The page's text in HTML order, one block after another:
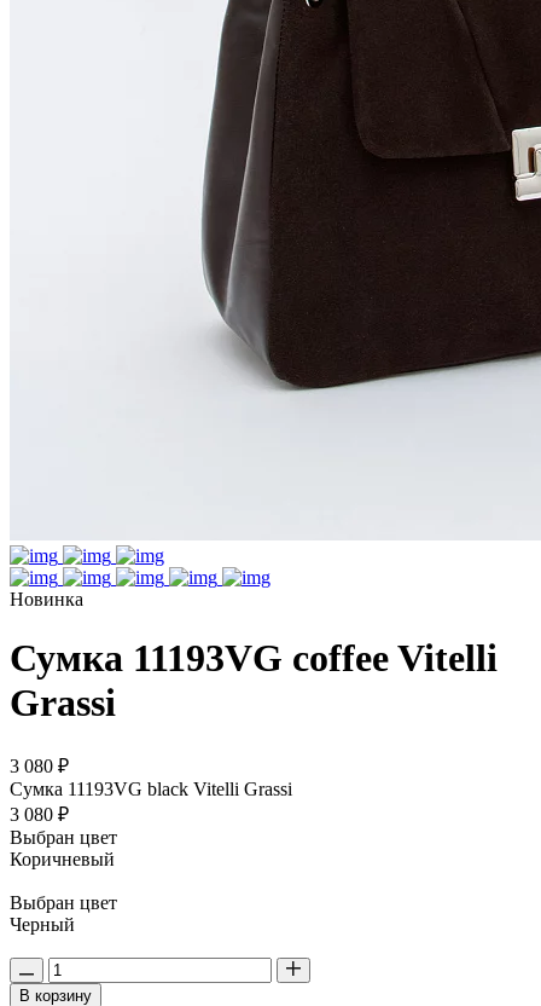
Новинка
Сумка 11193VG coffee Vitelli
Grassi
3 080 ₽
Сумка 11193VG black Vitelli Grassi
3 080 ₽
Выбран цвет
Коричневый
Выбран цвет
Черный
В корзину